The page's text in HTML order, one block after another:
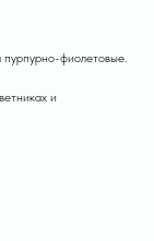
пурпурно-фиолетовые.
и